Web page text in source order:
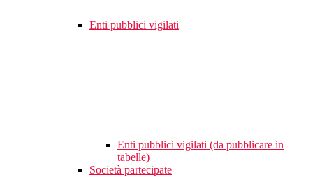
Enti pubblici vigilati
Enti pubblici vigilati (da pubblicare in
tabelle)
Società partecipate